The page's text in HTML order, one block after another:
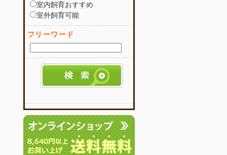
室内飼育おすすめ
室外飼育可能
フリーワード